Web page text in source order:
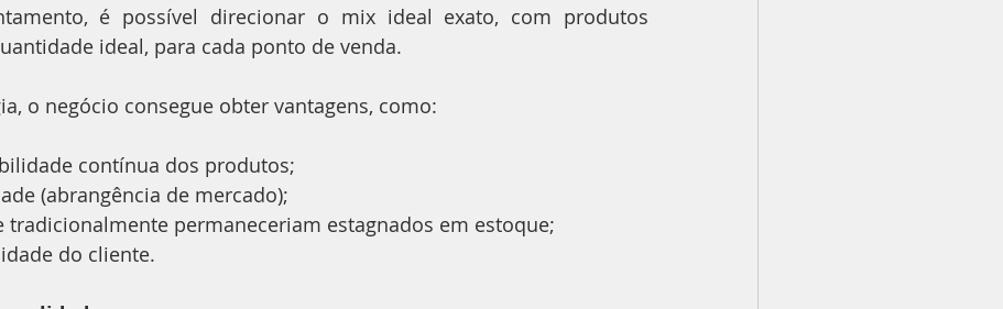
é possível direcionar o mix ideal exato, com produtos
ideal, para cada ponto de venda.
o negócio consegue obter vantagens, como:
contínua dos produtos;
(abrangência de mercado);
tradicionalmente permaneceriam estagnados em estoque;
do cliente.